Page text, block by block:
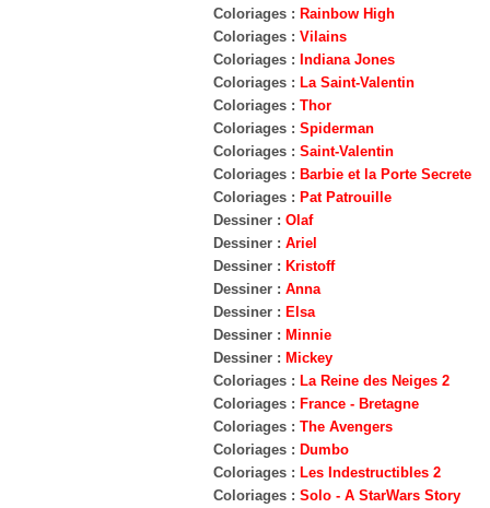
Coloriages : Rainbow High
Coloriages : Vilains
Coloriages : Indiana Jones
Coloriages : La Saint-Valentin
Coloriages : Thor
Coloriages : Spiderman
Coloriages : Saint-Valentin
Coloriages : Barbie et la Porte Secrete
Coloriages : Pat Patrouille
Dessiner : Olaf
Dessiner : Ariel
Dessiner : Kristoff
Dessiner : Anna
Dessiner : Elsa
Dessiner : Minnie
Dessiner : Mickey
Coloriages : La Reine des Neiges 2
Coloriages : France - Bretagne
Coloriages : The Avengers
Coloriages : Dumbo
Coloriages : Les Indestructibles 2
Coloriages : Solo - A StarWars Story